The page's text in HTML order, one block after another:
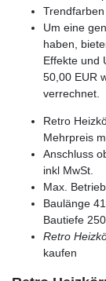
Um eine
haben,
Effekte und
50,00 EUR
verrechnet.
Retro
Mehrpreis
Anschluss
inkl MwSt.
Max.
Baulänge
Bautiefe
Retro
kaufen